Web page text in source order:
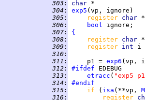
303 : char
304 : exp5
305 : register char
306 : bool
307 :
{
308 : register char
309 : register int i
310 :
311 :
     p1 =
exp6
312 : #ifdef
313 : etracc ( "exp5
314 :
#endif
315 : if ( isa (**vp,
316 : register